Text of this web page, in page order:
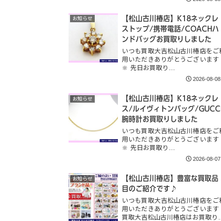
お知らせ
【松山古川椿店】K18ネックレ
ストップ/携帯電話/COACHハ
ンドバッグお買取りしました
いつも買取大吉松山古川椿店をご
用いただきありがとうございます
🔆 先日お買取り…
2026-08-08
お知らせ
【松山古川椿店】K18ネックレ
ス/ルイヴィトンバッグ/GUCCI
腕時計お買取りしました
いつも買取大吉松山古川椿店をご
用いただきありがとうございます
🔆 先日お買取り…
2026-08-07
お知らせ
【松山古川椿店】豊富な買取品
目のご紹介です♪
いつも買取大吉松山古川椿店をご
用いただきありがとうございます
買取大吉松山古川椿店はお買取